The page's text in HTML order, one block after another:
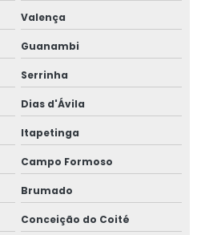
Valença
Guanambi
Serrinha
Dias d'Ávila
Itapetinga
Campo Formoso
Brumado
Conceição do Coité